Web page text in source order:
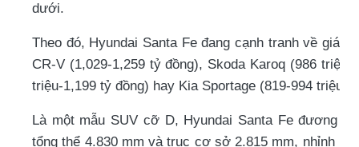
dưới.
Theo đó, Hyundai Santa Fe đang cạnh tranh về giá
CR-V (1,029-1,259 tỷ đồng), Skoda Karoq (986
triệu-1,199 tỷ đồng) hay Kia Sportage (819-994 triệu
Là một mẫu SUV cỡ D, Hyundai Santa Fe đương
tổng thể 4.830 mm và trục cơ sở 2.815 mm, nhỉnh